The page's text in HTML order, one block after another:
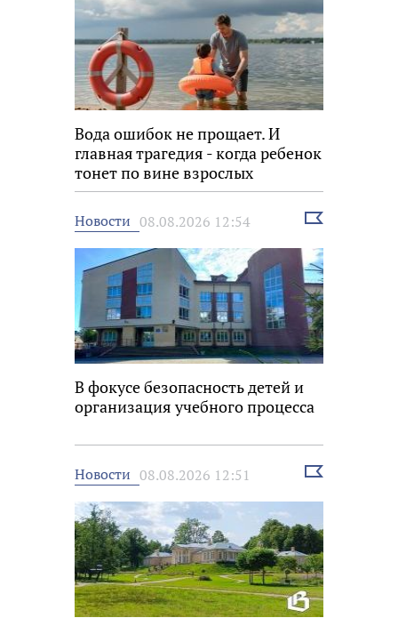
Вода ошибок не прощает. И
главная трагедия - когда ребенок
тонет по вине взрослых
Новости 08.08.2026 12:54
Выбрать
В фокусе безопасность детей и
организация учебного процесса
Новости 08.08.2026 12:51
Выбрать